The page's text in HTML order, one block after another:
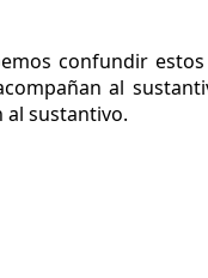
confundir
al
sustantivo.